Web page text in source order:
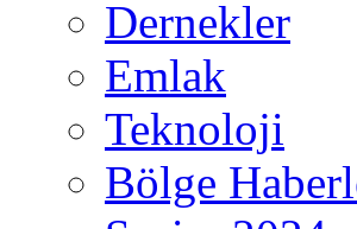
Dernekler
Emlak
Teknoloji
Bölge